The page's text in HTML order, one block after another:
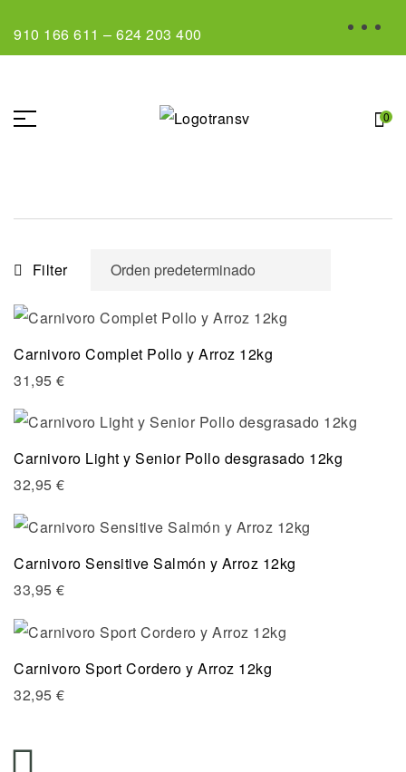
910 166 611 – 624 203 400
0
Filter
Carnivoro Complet Pollo y Arroz 12kg
31,95 €
Carnivoro Light y Senior Pollo desgrasado 12kg
32,95 €
Carnivoro Sensitive Salmón y Arroz 12kg
33,95 €
Carnivoro Sport Cordero y Arroz 12kg
32,95 €